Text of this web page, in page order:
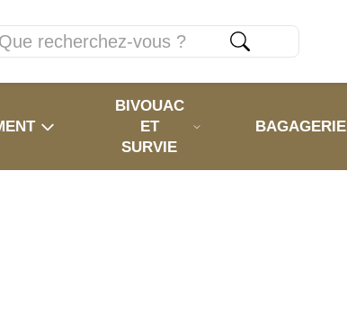
BIVOUAC
ET
SURVIE
BAGAGERIE